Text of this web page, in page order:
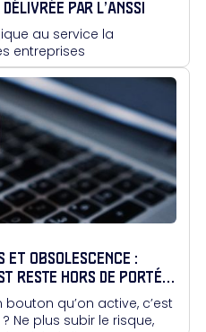
PAR L’ANSSI
au service la
entreprises
ET OBSOLESCENCE :
RESTE HORS DE PORTÉE
bouton qu’on active, c’est
Ne plus subir le risque,